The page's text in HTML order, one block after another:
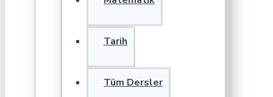
Tarih
Tüm Dersler